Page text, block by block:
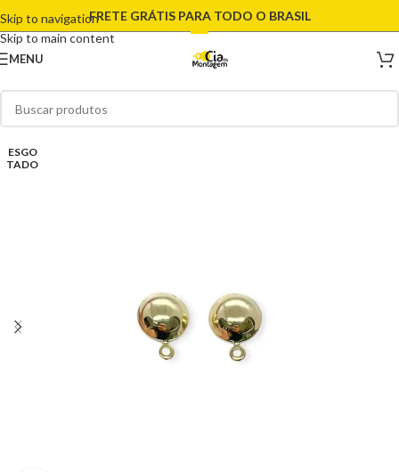
Skip to navigation
Skip to main content
FRETE GRÁTIS PARA TODO O BRASIL
MENU
ESGO
TADO